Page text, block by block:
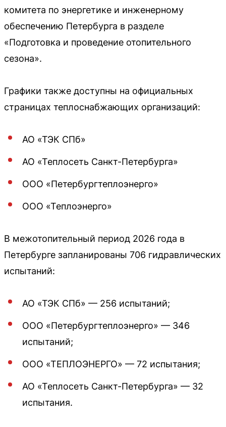
комитета по энергетике и инженерному
обеспечению Петербурга в разделе
«Подготовка и проведение отопительного
сезона».
Графики также доступны на официальных
страницах теплоснабжающих организаций:
АО «ТЭК СПб»
АО «Теплосеть Санкт-Петербурга»
ООО «Петербургтеплоэнерго»
ООО «Теплоэнерго»
В межотопительный период 2026 года в
Петербурге запланированы 706 гидравлических
испытаний:
АО «ТЭК СПб» — 256 испытаний;
ООО «Петербургтеплоэнерго» — 346
испытаний;
ООО «ТЕПЛОЭНЕРГО» — 72 испытания;
АО «Теплосеть Санкт-Петербурга» — 32
испытания.